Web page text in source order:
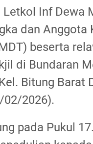
Inf Dewa
dan Anggota
beserta
di Bundaran
Bitung Barat
02/2026).
pada Pukul